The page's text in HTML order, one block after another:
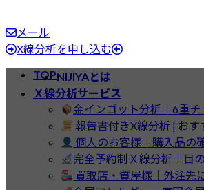
メール
X線分析を申し込む
TOPNIJIYAとは
Ｘ線分析サービス
金インゴット分析｜6重チ
報告書付きX線分析 | おす
個人のお客様｜購入品の
完全予約制Ｘ線分析｜目
買取店・質屋様｜外注先